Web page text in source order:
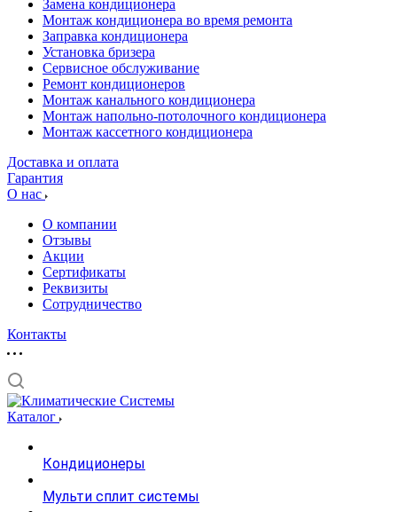
Замена кондиционера
Монтаж кондиционера во время ремонта
Заправка кондиционера
Установка бризера
Сервисное обслуживание
Ремонт кондиционеров
Монтаж канального кондиционера
Монтаж напольно-потолочного кондиционера
Монтаж кассетного кондиционера
Доставка и оплата
Гарантия
О нас
О компании
Отзывы
Акции
Cертификаты
Реквизиты
Сотрудничество
Контакты
Каталог
Кондиционеры
Мульти сплит системы